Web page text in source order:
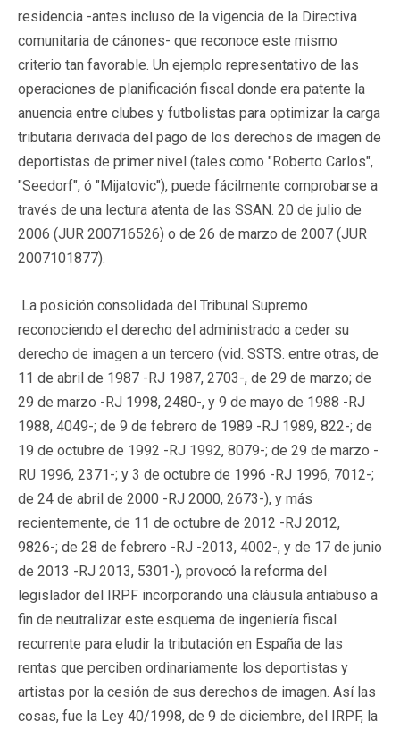
residencia -antes incluso de la vigencia de la Directiva
comunitaria de cánones- que reconoce este mismo
criterio tan favorable. Un ejemplo representativo de las
operaciones de planificación fiscal donde era patente la
anuencia entre clubes y futbolistas para optimizar la carga
tributaria derivada del pago de los derechos de imagen de
deportistas de primer nivel (tales como "Roberto Carlos",
"Seedorf", ó "Mijatovic"), puede fácilmente comprobarse a
través de una lectura atenta de las SSAN. 20 de julio de
2006 (JUR 200716526) o de 26 de marzo de 2007 (JUR
2007101877).
La posición consolidada del Tribunal Supremo
reconociendo el derecho del administrado a ceder su
derecho de imagen a un tercero (vid. SSTS. entre otras, de
11 de abril de 1987 -RJ 1987, 2703-, de 29 de marzo; de
29 de marzo -RJ 1998, 2480-, y 9 de mayo de 1988 -RJ
1988, 4049-; de 9 de febrero de 1989 -RJ 1989, 822-; de
19 de octubre de 1992 -RJ 1992, 8079-; de 29 de marzo -
RU 1996, 2371-; y 3 de octubre de 1996 -RJ 1996, 7012-;
de 24 de abril de 2000 -RJ 2000, 2673-), y más
recientemente, de 11 de octubre de 2012 -RJ 2012,
9826-; de 28 de febrero -RJ -2013, 4002-, y de 17 de junio
de 2013 -RJ 2013, 5301-), provocó la reforma del
legislador del IRPF incorporando una cláusula antiabuso a
fin de neutralizar este esquema de ingeniería fiscal
recurrente para eludir la tributación en España de las
rentas que perciben ordinariamente los deportistas y
artistas por la cesión de sus derechos de imagen. Así las
cosas, fue la Ley 40/1998, de 9 de diciembre, del IRPF, la